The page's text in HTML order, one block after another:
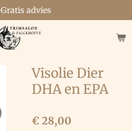
Gratis advies
Visolie Dier
DHA en EPA
€ 28,00